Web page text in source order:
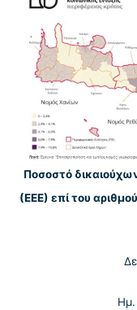
Ποσοστό
(ΕΕΕ) επί του
Ημ.